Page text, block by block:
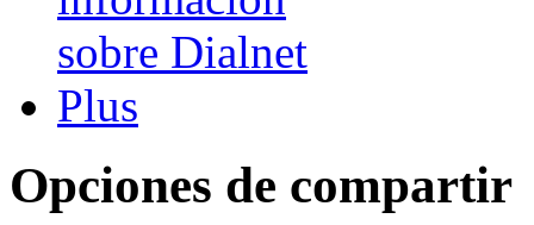
Opciones de compartir